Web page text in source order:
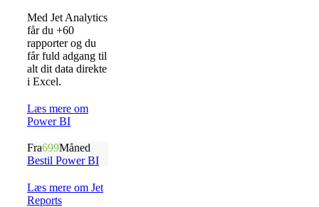
Med Jet Analytics
får du +60
rapporter og du
får fuld adgang til
alt dit data direkte
i Excel.
Læs mere om
Power BI
Fra699Måned
Bestil Power BI
Læs mere om Jet
Reports